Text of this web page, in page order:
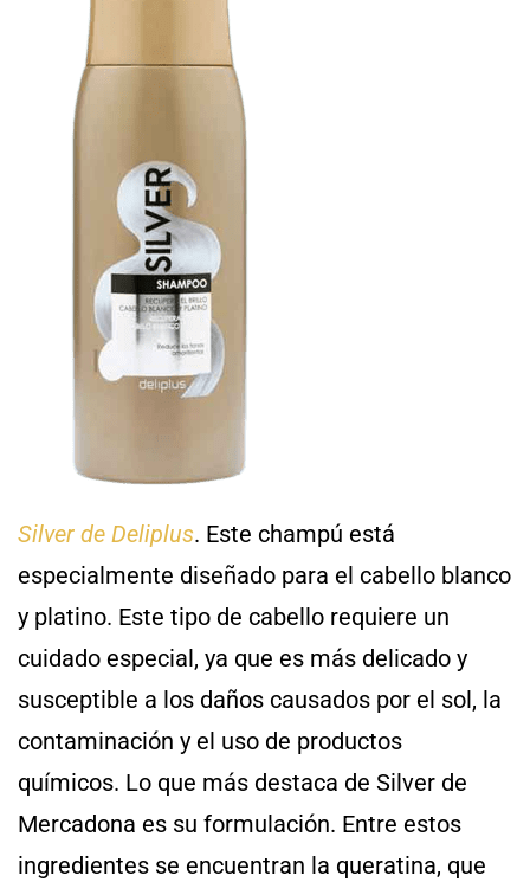
Silver de Deliplus. Este champú está
especialmente diseñado para el cabello blanco
y platino. Este tipo de cabello requiere un
cuidado especial, ya que es más delicado y
susceptible a los daños causados por el sol, la
contaminación y el uso de productos
químicos. Lo que más destaca de Silver de
Mercadona es su formulación. Entre estos
ingredientes se encuentran la queratina, que